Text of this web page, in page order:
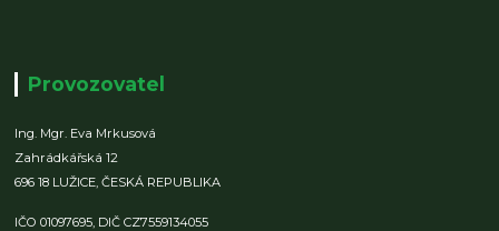
Provozovatel
Ing. Mgr. Eva Mrkusová
Zahrádkářská 12
696 18 LUŽICE,ČESKÁ REPUBLIKA
IČO 01097695, DIČ CZ7559134055